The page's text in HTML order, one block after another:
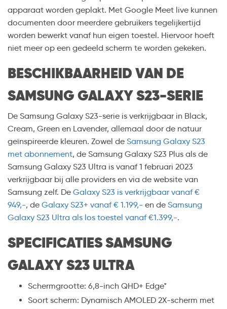
apparaat worden geplakt. Met Google Meet live kunnen
documenten door meerdere gebruikers tegelijkertijd
worden bewerkt vanaf hun eigen toestel. Hiervoor hoeft
niet meer op een gedeeld scherm te worden gekeken.
BESCHIKBAARHEID VAN DE
SAMSUNG GALAXY S23-SERIE
De Samsung Galaxy S23-serie is verkrijgbaar in Black,
Cream, Green en Lavender, allemaal door de natuur
geïnspireerde kleuren. Zowel de Samsung Galaxy S23
met abonnement, de Samsung Galaxy S23 Plus als de
Samsung Galaxy S23 Ultra is vanaf 1 februari 2023
verkrijgbaar bij alle providers en via de website van
Samsung zelf. De Galaxy S23 is verkrijgbaar vanaf €
949,-, de Galaxy S23+ vanaf € 1.199,- en de Samsung
Galaxy S23 Ultra als los toestel vanaf €1.399,-.
SPECIFICATIES SAMSUNG
GALAXY S23 ULTRA
Schermgrootte: 6,8-inch QHD+ Edge*
Soort scherm: Dynamisch AMOLED 2X-scherm met